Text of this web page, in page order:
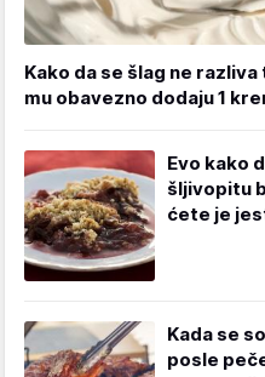
Kako da se šlag ne
mu obavezno dodaju 1
Evo kako
šljivopitu
ćete je
Kada se
posle